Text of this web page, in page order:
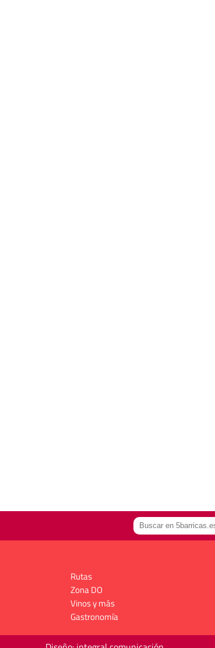
Rutas
Zona DO
Vinos y más
Gastronomía